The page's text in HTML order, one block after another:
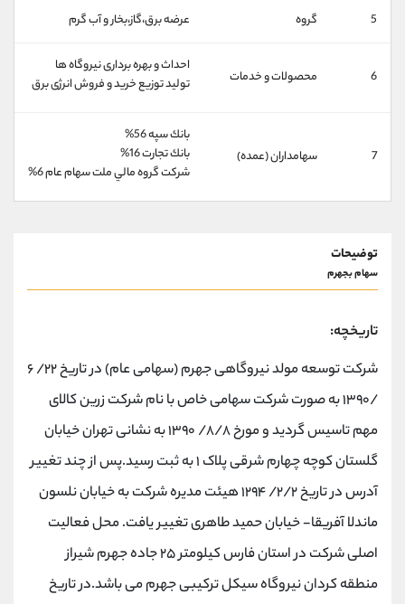
5 گروه عرضه برق،گاز،بخار و آب گرم
6 محصولات و خدمات
احداث و بهره برداری نیروگاه ها
تولید توزیع خرید و فروش انرژی برق
7 سهامداران (عمده)
بانك سپه 56%
بانك تجارت 16%
شركت گروه مالي ملت سهام عام 6%
توضیحات
سهام بجهرم
تاریخچه:
شرکت توسعه مولد نیروگاهی جهرم (سهامی عام) در تاریخ ۲۲/ ۶
/۱۳۹۰ به صورت شرکت سهامی خاص با نام شرکت زرین کالای
مهم تاسیس گردید و مورخ ۸/۸/ ۱۳۹۰ به نشانی تهران خیابان
گلستان کوچه چهارم شرقی پلاک ۱ به ثبت رسید.پس از چند تغییر
آدرس در تاریخ ۲/۲/ ۱۲۹۴ هیئت مدیره شرکت به خیابان نلسون
ماندلا آفریقا- خیابان حمید طاهری تغییر یافت. محل فعالیت
اصلی شرکت در استان فارس کیلومتر ۲۵ جاده جهرم شیراز
منطقه کردان نیروگاه سیکل ترکیبی جهرم می باشد.در تاریخ